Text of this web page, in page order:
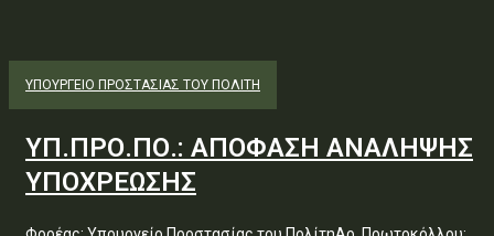
ΥΠΟΥΡΓΕΊΟ ΠΡΟΣΤΑΣΊΑΣ ΤΟΥ ΠΟΛΊΤΗ
ΥΠ.ΠΡΟ.ΠΟ.: ΑΠΟΦΑΣΗ ΑΝΑΛΗΨΗΣ
ΥΠΟΧΡΕΩΣΗΣ